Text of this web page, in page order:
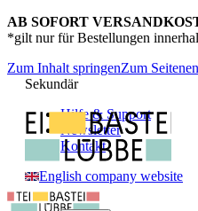
AB SOFORT
*gilt nur für Bestellungen
Zum Inhalt springenZum
Sekundär
Hilfe & Support
Newsletter
Kontakt
English company website